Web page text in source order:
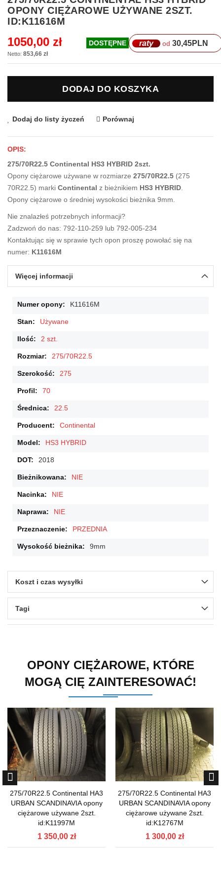
na
początek
galerii
OPONY CIĘŻAROWE UŻYWANE 2SZT.
ID:K11616M
1050,00 zł
853,66 zł
DOSTĘPNE raty od 30,45PLN
DODAJ DO KOSZYKA
Dodaj do listy życzeń Porównaj
OPIS:
275/70R22.5 Continental HS3 HYBRID 2szt.
Opony ciężarowe używane w rozmiarze 275/70R22.5 (275
70R22.5) marki Continental z bieżnikiem HS3 HYBRID.
Opony ciężarowe o średniej wysokości bieżnika 9mm.
Nie znalazłeś potrzebnych informacji?
Zadzwoń do nas: 792-110-259 lub 792-005-234
Kontaktując się w sprawie tych opon proszę powołać się na
numer: K11616M
Więcej informacji
Więcej
K11616M
Używane
2 szt.
275/70R22.5
275
70
22.5
Continental
HS3 HYBRID
2018
NIE
NIE
NIE
PRZEDNIA
9mm
Koszt i czas wysyłki
Tagi
OPONY CIĘŻAROWE, KTÓRE
MOGĄ CIĘ ZAINTERESOWAĆ!
275/70R22.5 Continental HA3
URBAN SCANDINAVIA opony
ciężarowe używane 2szt.
id:K11997M
1 350,00 zł
275/70R22.5 Continental HA3
URBAN SCANDINAVIA opony
ciężarowe używane 2szt.
id:K12767M
1 300,00 zł